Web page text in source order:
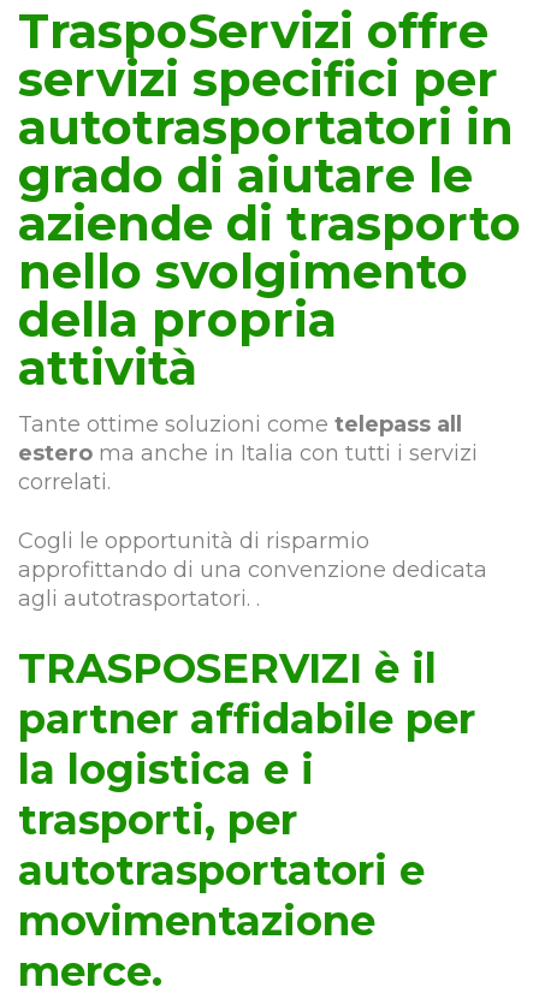
TraspoServizi offre
servizi specifici per
autotrasportatori in
grado di aiutare le
aziende di trasporto
nello svolgimento
della propria
attività
Tante ottime soluzioni come telepass all
estero ma anche in Italia con tutti i servizi
correlati.
Cogli le opportunità di risparmio
approfittando di una convenzione dedicata
agli autotrasportatori. .
TRASPOSERVIZI è il
partner affidabile per
la logistica e i
trasporti, per
autotrasportatori e
movimentazione
merce.